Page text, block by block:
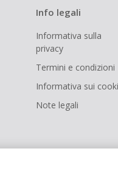
Info legali
Informativa sulla
privacy
Termini e condizioni
Informativa sui
Note legali